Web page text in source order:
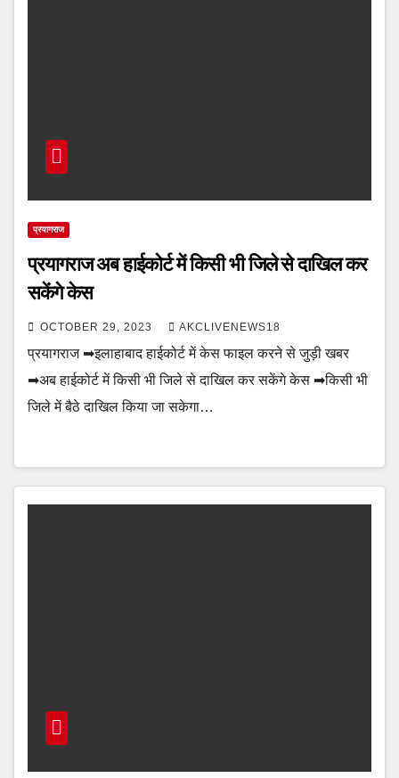
प्रयागराज
प्रयागराज अब हाईकोर्ट में किसी भी जिले से दाखिल कर
सकेंगे केस
OCTOBER 29, 2023 AKCLIVENEWS18
प्रयागराज ➡इलाहाबाद हाईकोर्ट में केस फाइल करने से जुड़ी खबर
➡अब हाईकोर्ट में किसी भी जिले से दाखिल कर सकेंगे केस ➡किसी भी
जिले में बैठे दाखिल किया जा सकेगा…